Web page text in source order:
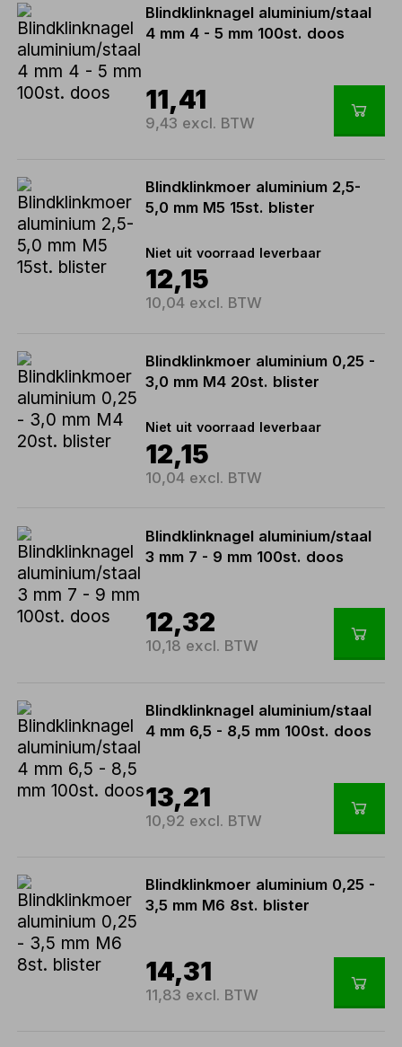
Blindklinknagel aluminium/staal
4 mm 4 - 5 mm 100st. doos
11,41
9,43 excl. BTW
Blindklinkmoer aluminium 2,5-
5,0 mm M5 15st. blister
Niet uit voorraad leverbaar
12,15
10,04 excl. BTW
Blindklinkmoer aluminium 0,25 -
3,0 mm M4 20st. blister
Niet uit voorraad leverbaar
12,15
10,04 excl. BTW
Blindklinknagel aluminium/staal
3 mm 7 - 9 mm 100st. doos
12,32
10,18 excl. BTW
Blindklinknagel aluminium/staal
4 mm 6,5 - 8,5 mm 100st. doos
13,21
10,92 excl. BTW
Blindklinkmoer aluminium 0,25 -
3,5 mm M6 8st. blister
14,31
11,83 excl. BTW